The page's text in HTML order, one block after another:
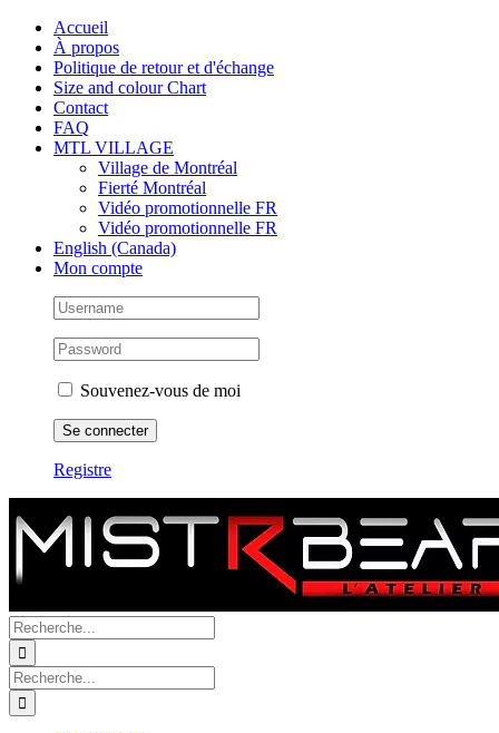
Skip
content
Facebook
Instagram
Tiktok Accueil
À propos
Politique de retour et d'échange
Size and colour Chart
Contact
FAQ
MTL VILLAGE
Village de Montréal
Fierté Montréal
Vidéo promotionnelle FR
Vidéo promotionnelle FR
English (Canada)
Mon compte
Souvenez-vous de moi
Registre
Recherche
de
:
Recherche
de
: